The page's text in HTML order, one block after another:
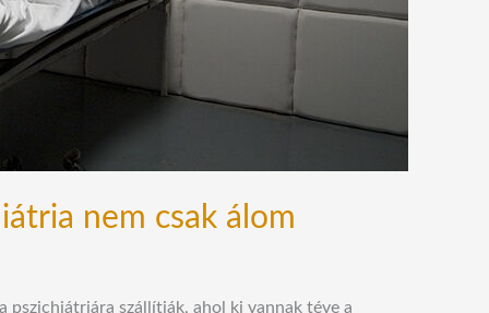
nem csak álom
pszichiátriára szállítják, ahol ki vannak téve a